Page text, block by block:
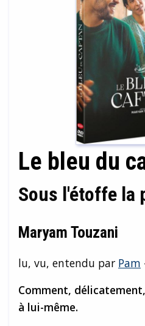
Le bleu du
Sous l'étoffe la
Maryam Touzani
lu, vu, entendu par Pam
Comment,
à lui-même.